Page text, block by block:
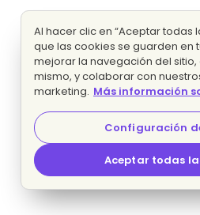
Al hacer clic en “Aceptar todas
que las cookies se guarden en
mejorar la navegación del sitio,
mismo, y colaborar con
marketing. Más información
Configuración
Aceptar todas